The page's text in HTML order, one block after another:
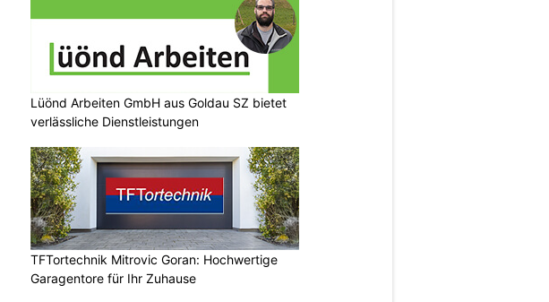
Lüönd Arbeiten GmbH aus Goldau SZ bietet
verlässliche Dienstleistungen
TFTortechnik Mitrovic Goran: Hochwertige
Garagentore für Ihr Zuhause